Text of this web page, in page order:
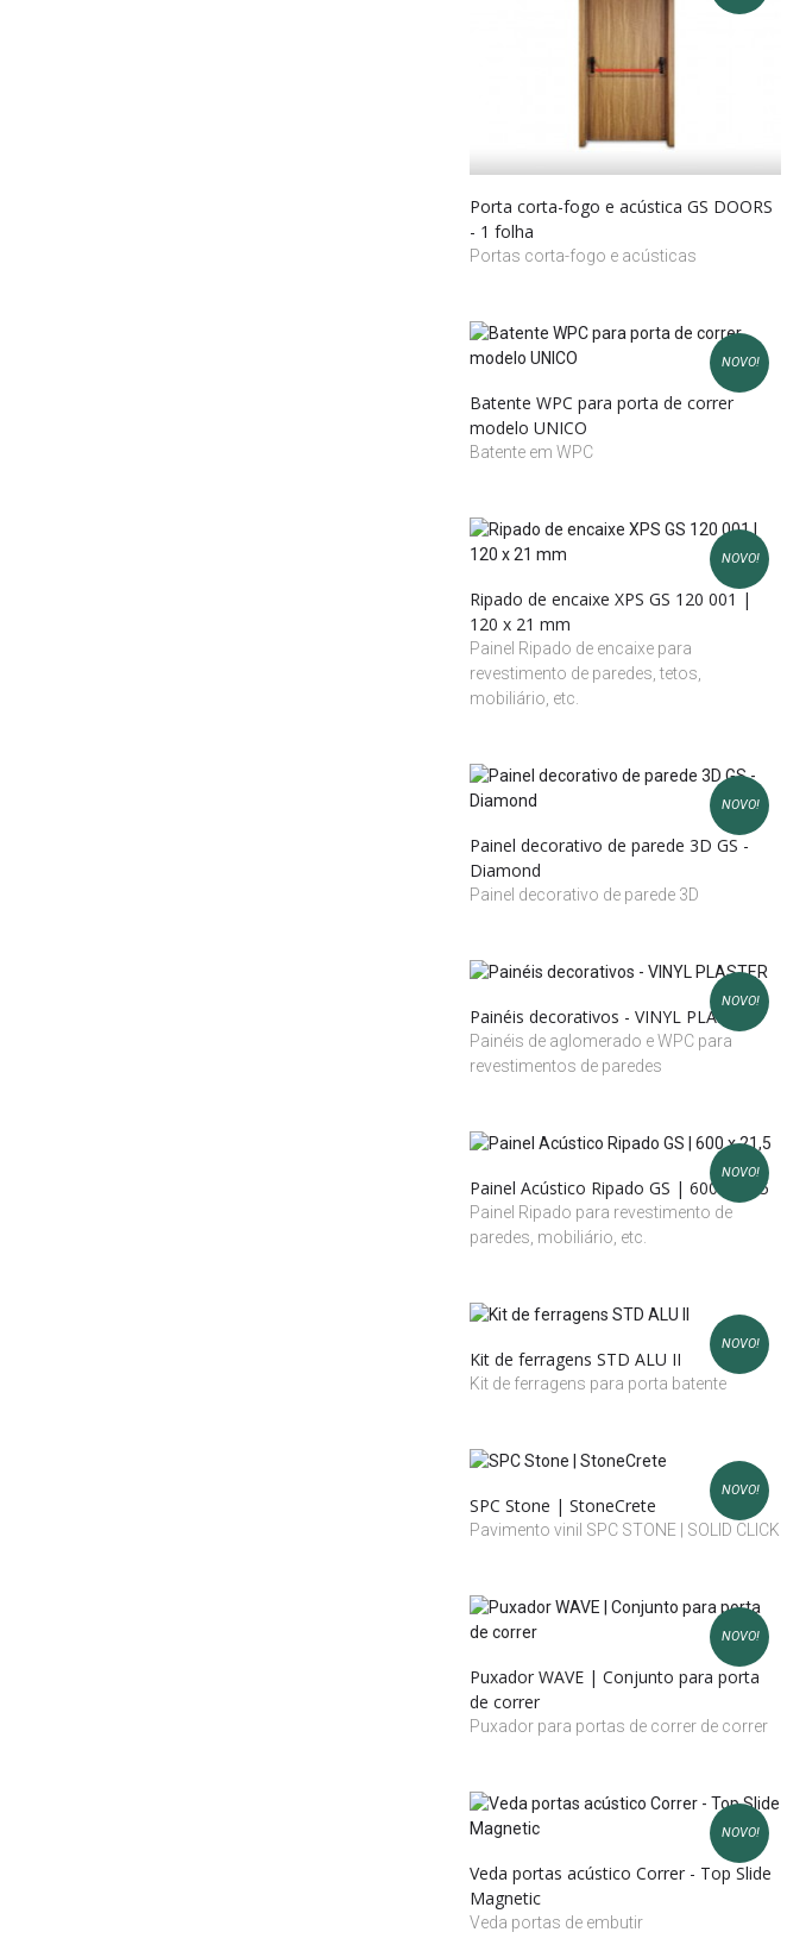
Porta corta-fogo e acústica GS DOORS
- 1 folha
Portas corta-fogo e acústicas
NOVO!
Batente WPC para porta de correr
modelo UNICO
Batente em WPC
NOVO!
Ripado de encaixe XPS GS 120 001 |
120 x 21 mm
Painel Ripado de encaixe para
revestimento de paredes, tetos,
mobiliário, etc.
NOVO!
Painel decorativo de parede 3D GS -
Diamond
Painel decorativo de parede 3D
NOVO!
Painéis decorativos - VINYL PLASTER
Painéis de aglomerado e WPC para
revestimentos de paredes
NOVO!
Painel Acústico Ripado GS | 600 x 21,5
Painel Ripado para revestimento de
paredes, mobiliário, etc.
NOVO!
Kit de ferragens STD ALU II
Kit de ferragens para porta batente
NOVO!
SPC Stone | StoneCrete
Pavimento vinil SPC STONE | SOLID CLICK
NOVO!
Puxador WAVE | Conjunto para porta
de correr
Puxador para portas de correr de correr
NOVO!
Veda portas acústico Correr - Top Slide
Magnetic
Veda portas de embutir